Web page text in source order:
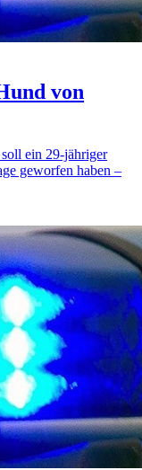
von
ein 29-jähriger
geworfen haben –